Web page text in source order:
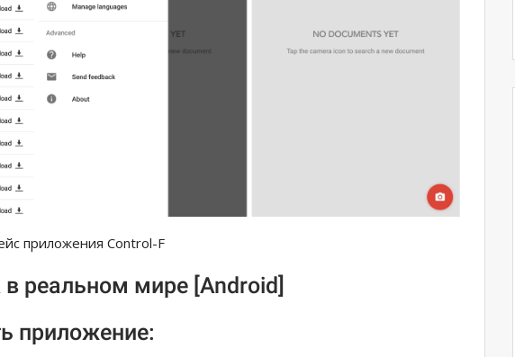
приложения Control-F
в реальном мире [Android]
приложение: